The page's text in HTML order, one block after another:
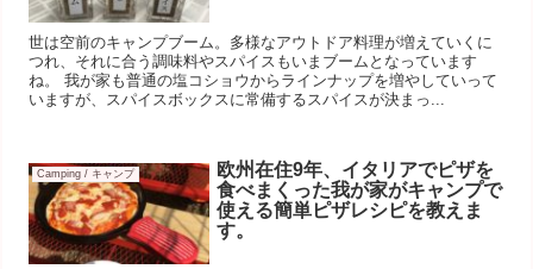
世は空前のキャンプブーム。多様なアウトドア料理が増えていくに
つれ、それに合う調味料やスパイスもいまブームとなっています
ね。 我が家も普通の塩コショウからラインナップを増やしていって
いますが、スパイスボックスに常備するスパイスが決まっ...
Camping / キャンプ
欧州在住9年、イタリアでピザを
食べまくった我が家がキャンプで
使える簡単ピザレシピを教えま
す。